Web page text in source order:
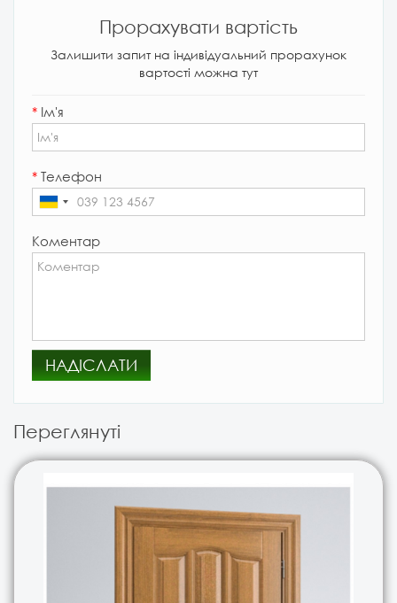
Прорахувати вартість
Залишити запит на індивідуальний прорахунок
вартості можна тут
* Ім'я
* Телефон
Коментар
НАДІСЛАТИ
Переглянуті